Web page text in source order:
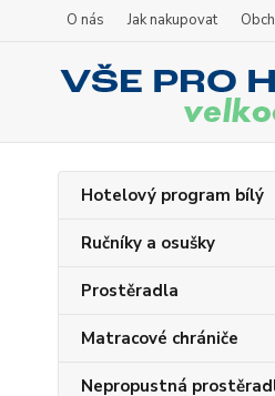
O nás Jak nakupovat
Hotelový program bílý
Ručníky a osušky
Prostěradla
Matracové chrániče
Nepropustná